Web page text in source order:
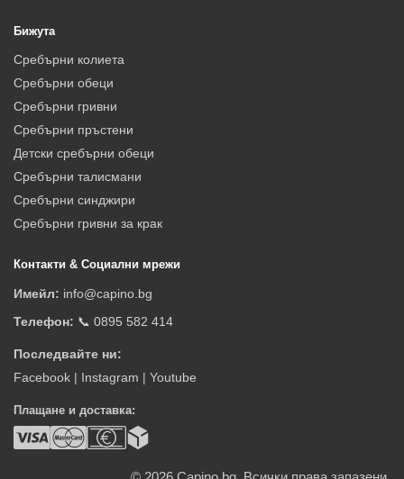
Бижута
Сребърни колиета
Сребърни обеци
Сребърни гривни
Сребърни пръстени
Детски сребърни обеци
Сребърни талисмани
Сребърни синджири
Сребърни гривни за крак
Контакти & Социални мрежи
Имейл: info@capino.bg
Телефон: 📞 0895 582 414
Последвайте ни:
Facebook | Instagram | Youtube
Плащане и доставка: